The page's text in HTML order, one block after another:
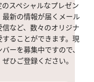
のスペシャルなプレゼン
最新の情報が届くメール
信など、数々のオリジナ
することができます。現
ーを募集中ですので、
ひご登録ください。